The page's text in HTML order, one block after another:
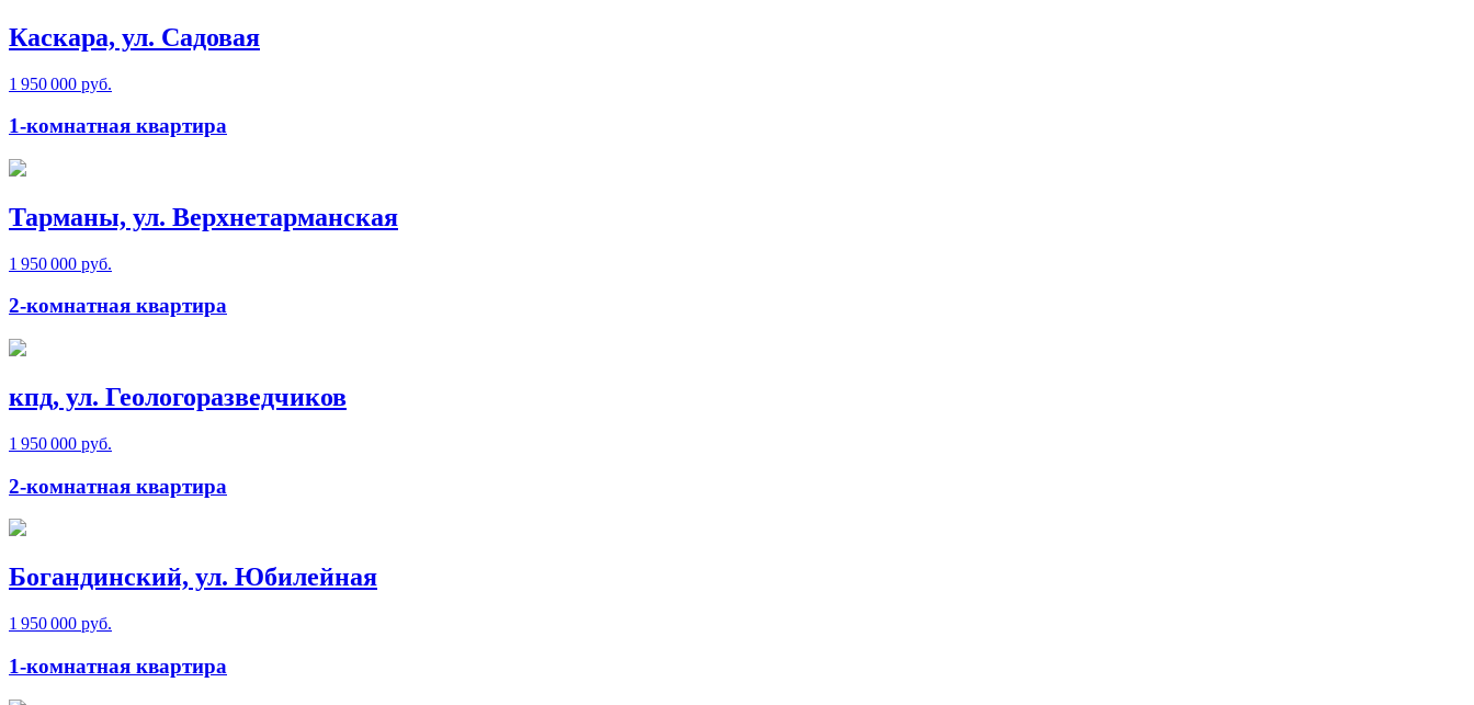
Каскара, ул. Садовая
1 950 000 руб.
1-комнатная квартира
Тарманы, ул. Верхнетарманская
1 950 000 руб.
2-комнатная квартира
кпд, ул. Геологоразведчиков
1 950 000 руб.
2-комнатная квартира
Богандинский, ул. Юбилейная
1 950 000 руб.
1-комнатная квартира